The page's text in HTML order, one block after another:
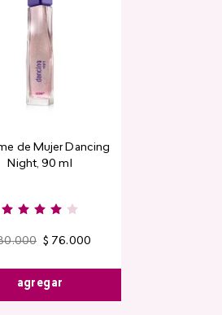
de Mujer Dancing
Night, 90 ml
.000 $ 76.000
agregar